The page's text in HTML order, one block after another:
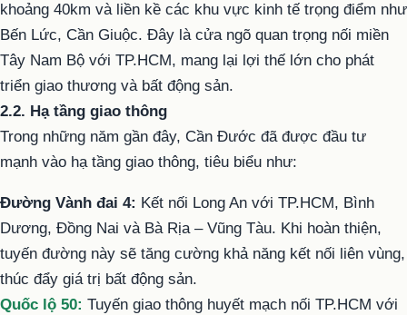
khoảng 40km và liền kề các khu vực kinh tế trọng điểm như
Bến Lức, Cần Giuộc. Đây là cửa ngõ quan trọng nối miền
Tây Nam Bộ với TP.HCM, mang lại lợi thế lớn cho phát
triển giao thương và bất động sản.
2.2. Hạ tầng giao thông
Trong những năm gần đây, Cần Đước đã được đầu tư
mạnh vào hạ tầng giao thông, tiêu biểu như:
Đường Vành đai 4: Kết nối Long An với TP.HCM, Bình
Dương, Đồng Nai và Bà Rịa – Vũng Tàu. Khi hoàn thiện,
tuyến đường này sẽ tăng cường khả năng kết nối liên vùng,
thúc đẩy giá trị bất động sản.
Quốc lộ 50: Tuyến giao thông huyết mạch nối TP.HCM với